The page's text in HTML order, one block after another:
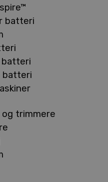
batteri
batteri
trimmere